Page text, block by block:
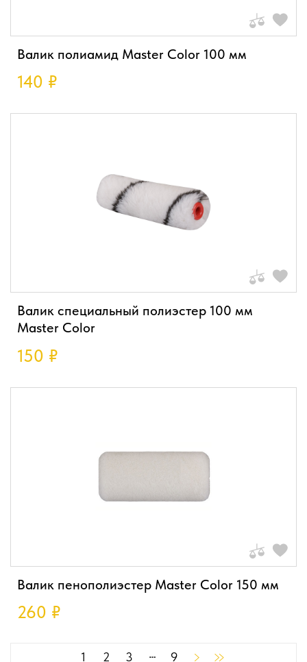
Валик полиамид Master Color 100 мм
140 ₽
Валик специальный полиэстер 100 мм
Master Color
150 ₽
Валик пенополиэстер Master Color 150 мм
260 ₽
1 2 3 9